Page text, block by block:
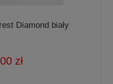
Diamond biały
zł